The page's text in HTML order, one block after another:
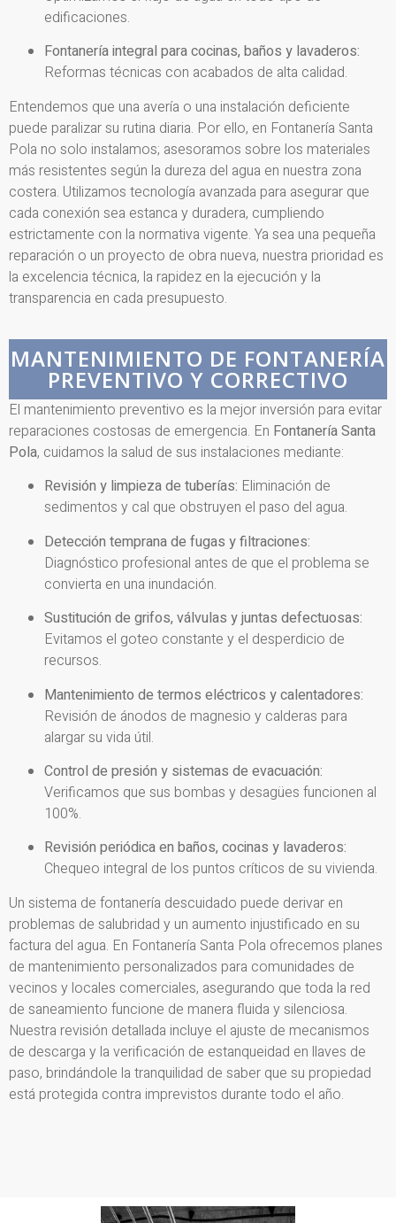
edificaciones.
Fontanería integral para cocinas, baños y lavaderos:
Reformas técnicas con acabados de alta calidad.
Entendemos que una avería o una instalación deficiente
puede paralizar su rutina diaria. Por ello, en Fontanería Santa
Pola no solo instalamos; asesoramos sobre los materiales
más resistentes según la dureza del agua en nuestra zona
costera. Utilizamos tecnología avanzada para asegurar que
cada conexión sea estanca y duradera, cumpliendo
estrictamente con la normativa vigente. Ya sea una pequeña
reparación o un proyecto de obra nueva, nuestra prioridad es
la excelencia técnica, la rapidez en la ejecución y la
transparencia en cada presupuesto.
MANTENIMIENTO DE FONTANERÍA
PREVENTIVO Y CORRECTIVO
El mantenimiento preventivo es la mejor inversión para evitar
reparaciones costosas de emergencia. En Fontanería Santa
Pola, cuidamos la salud de sus instalaciones mediante:
Revisión y limpieza de tuberías: Eliminación de
sedimentos y cal que obstruyen el paso del agua.
Detección temprana de fugas y filtraciones:
Diagnóstico profesional antes de que el problema se
convierta en una inundación.
Sustitución de grifos, válvulas y juntas defectuosas:
Evitamos el goteo constante y el desperdicio de
recursos.
Mantenimiento de termos eléctricos y calentadores:
Revisión de ánodos de magnesio y calderas para
alargar su vida útil.
Control de presión y sistemas de evacuación:
Verificamos que sus bombas y desagües funcionen al
100%.
Revisión periódica en baños, cocinas y lavaderos:
Chequeo integral de los puntos críticos de su vivienda.
Un sistema de fontanería descuidado puede derivar en
problemas de salubridad y un aumento injustificado en su
factura del agua. En Fontanería Santa Pola ofrecemos planes
de mantenimiento personalizados para comunidades de
vecinos y locales comerciales, asegurando que toda la red
de saneamiento funcione de manera fluida y silenciosa.
Nuestra revisión detallada incluye el ajuste de mecanismos
de descarga y la verificación de estanqueidad en llaves de
paso, brindándole la tranquilidad de saber que su propiedad
está protegida contra imprevistos durante todo el año.